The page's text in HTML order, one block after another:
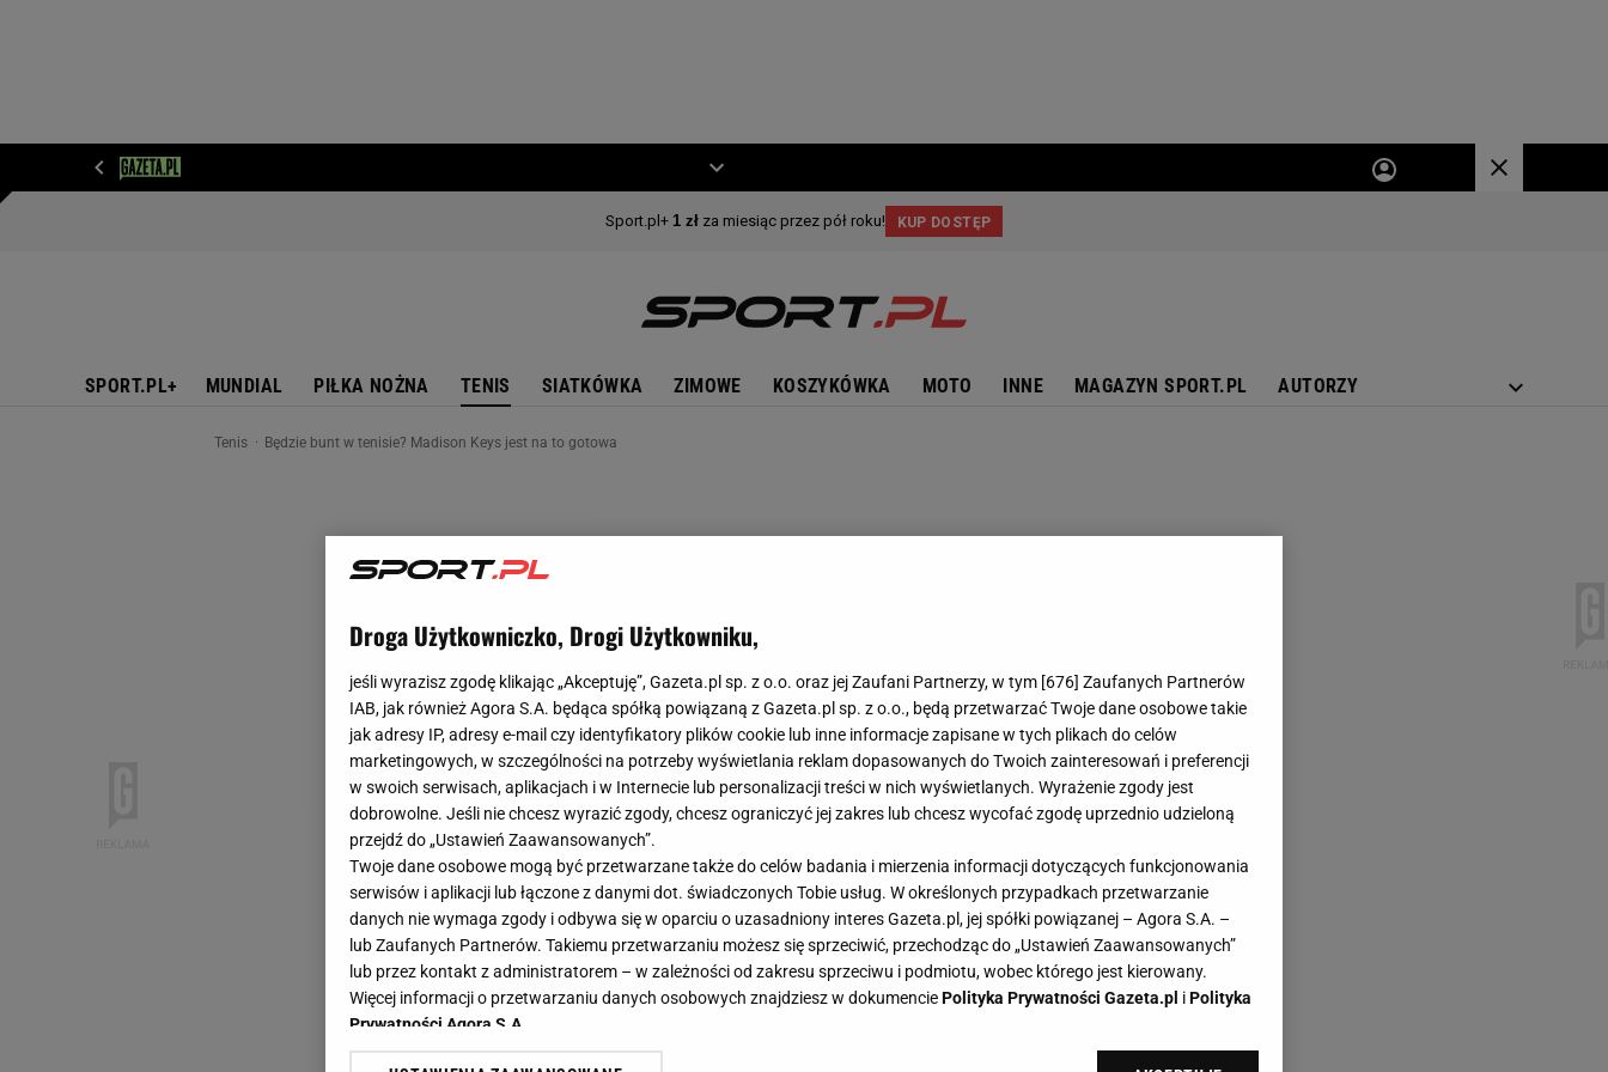
SPORT.PL+ MUNDIAL PIŁKA NOŻNA TENIS SIATKÓWKA ZIMOWE KOSZYKÓWKA MOTO INNE MAGAZYN SPORT.PL AUTORZY
Tenis Będzie bunt w tenisie? Madison Keys jest na to gotowa
Droga Użytkowniczko, Drogi Użytkowniku,
jeśli wyrazisz zgodę klikając „Akceptuję”, Gazeta.pl sp. z o.o. oraz jej Zaufani Partnerzy, w tym [676] Zaufanych Partnerów
IAB, jak również Agora S.A. będąca spółką powiązaną z Gazeta.pl sp. z o.o., będą przetwarzać Twoje dane osobowe takie
jak adresy IP, adresy e-mail czy identyfikatory plików cookie lub inne informacje zapisane w tych plikach do celów
marketingowych, w szczególności na potrzeby wyświetlania reklam dopasowanych do Twoich zainteresowań i preferencji
w swoich serwisach, aplikacjach i w Internecie lub personalizacji treści w nich wyświetlanych. Wyrażenie zgody jest
dobrowolne. Jeśli nie chcesz wyrazić zgody, chcesz ograniczyć jej zakres lub chcesz wycofać zgodę uprzednio udzieloną
przejdź do „Ustawień Zaawansowanych”.
Twoje dane osobowe mogą być przetwarzane także do celów badania i mierzenia informacji dotyczących funkcjonowania
serwisów i aplikacji lub łączone z danymi dot. świadczonych Tobie usług. W określonych przypadkach przetwarzanie
danych nie wymaga zgody i odbywa się w oparciu o uzasadniony interes Gazeta.pl, jej spółki powiązanej – Agora S.A. –
lub Zaufanych Partnerów. Takiemu przetwarzaniu możesz się sprzeciwić, przechodząc do „Ustawień Zaawansowanych”
lub przez kontakt z administratorem – w zależności od zakresu sprzeciwu i podmiotu, wobec którego jest kierowany.
Więcej informacji o przetwarzaniu danych osobowych znajdziesz w dokumenciePolityka Prywatności Gazeta.pl iPolityka
Prywatności Agora S.A.